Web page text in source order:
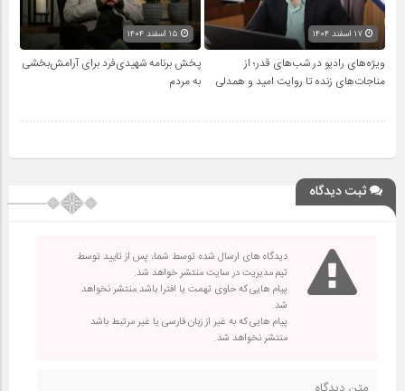
۱۷ اسفند ۱۴۰۴
ویژه‌های رادیو در شب‌های قدر؛ از
مناجات‌های زنده تا روایت امید و همدلی
پخش برنامه شهیدی‌فرد برای آرامش‌بخشی
به مردم
ثبت دیدگاه
دیدگاه های ارسال شده توسط شما، پس از تایید توسط
تیم مدیریت در سایت منتشر خواهد شد.
پیام هایی که حاوی تهمت یا افترا باشد منتشر نخواهد
شد.
پیام هایی که به غیر از زبان فارسی یا غیر مرتبط باشد
منتشر نخواهد شد.